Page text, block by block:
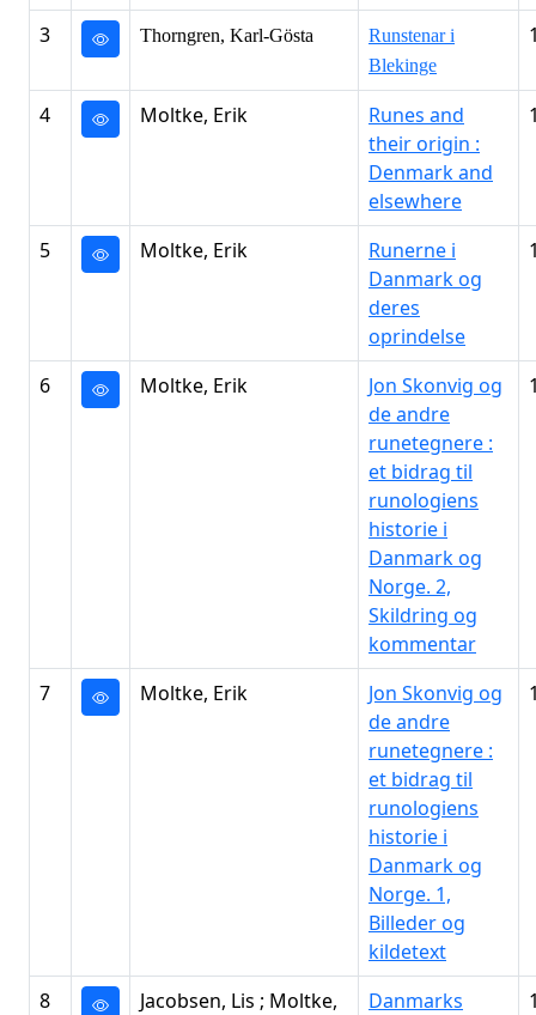
3 Thorngren, Karl-Gösta
Runstenar i
Blekinge
4 Moltke, Erik
Runes and
their origin :
Denmark and
elsewhere
5 Moltke, Erik
Runerne i
Danmark og
deres
oprindelse
6 Moltke, Erik
Jon Skonvig og
de andre
runetegnere :
et bidrag til
runologiens
historie i
Danmark og
Norge. 2,
Skildring og
kommentar
7 Moltke, Erik
Jon Skonvig og
de andre
runetegnere :
et bidrag til
runologiens
historie i
Danmark og
Norge. 1,
Billeder og
kildetext
8
Jacobsen, Lis ; Moltke,
Danmarks